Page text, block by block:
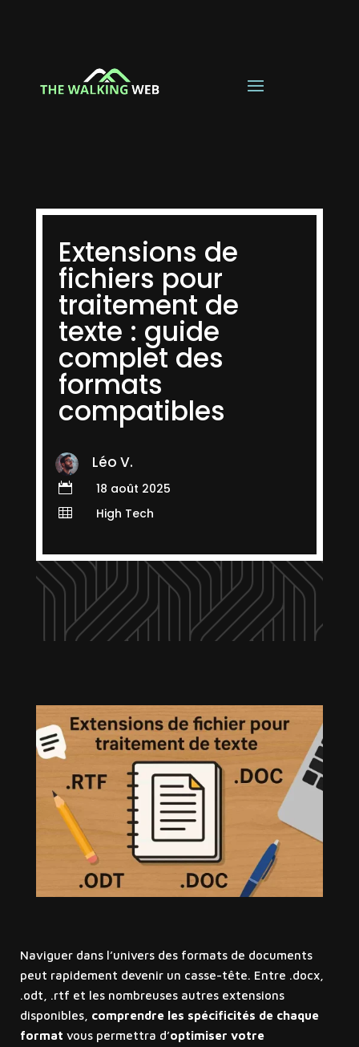
Extensions de
fichiers pour
traitement de
texte : guide
complet des
formats
compatibles
Léo V.
 18 août 2025
 High Tech
Naviguer dans l’univers des formats de documents
peut rapidement devenir un casse-tête. Entre .docx,
.odt, .rtf et les nombreuses autres extensions
disponibles, comprendre les spécificités de chaque
format vous permettra d’optimiser votre